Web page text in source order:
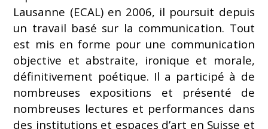
Lausanne (ECAL) en 2006, il poursuit depuis
un travail basé sur la communication. Tout
est mis en forme pour une communication
objective et abstraite, ironique et morale,
définitivement poétique. Il a participé à de
nombreuses expositions et présenté de
nombreuses lectures et performances dans
des institutions et espaces d’art en Suisse et